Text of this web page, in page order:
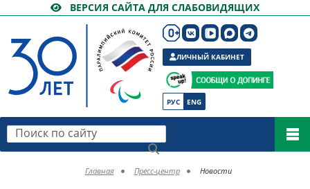
ВЕРСИЯ САЙТА ДЛЯ СЛАБОВИДЯЩИХ
РУС ENG
ЛИЧНЫЙ КАБИНЕТ
Поиск по сайту
Главная Пресс-центр Новости